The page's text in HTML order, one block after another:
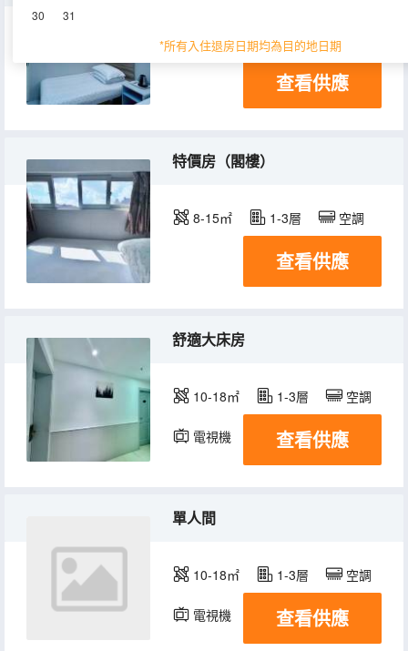
30 31
*所有入住退房日期均為目的地日期
15-20㎡ 2-3層
查看供應
特價房（閣樓）
8-15㎡ 1-3層 空調
查看供應
舒適大床房
10-18㎡ 1-3層 空調
電視機 查看供應
單人間
10-18㎡ 1-3層 空調
電視機 查看供應